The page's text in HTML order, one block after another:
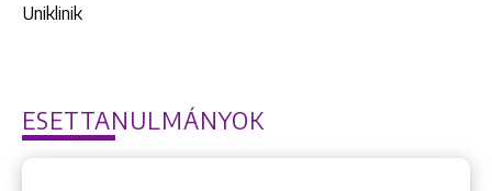
Uniklinik
ESETTANULMÁNYOK